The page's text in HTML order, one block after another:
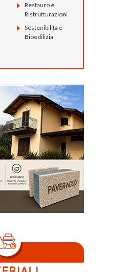
Restauro e
Ristrutturazioni
Sostenibilità e
Bioedilizia